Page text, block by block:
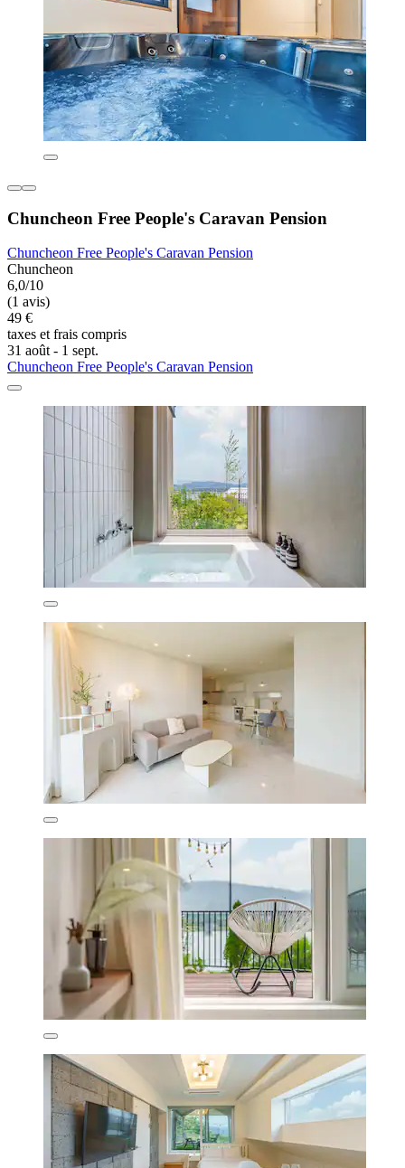
Chuncheon Free People's Caravan Pension
Chuncheon Free People's Caravan Pension
Chuncheon
6,0/10
(1 avis)
49 €
taxes et frais compris
31 août - 1 sept.
Chuncheon Free People's Caravan Pension